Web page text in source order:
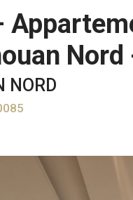
Nord
NORD